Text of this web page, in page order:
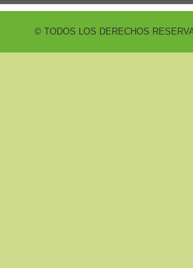
© TODOS LOS DERECHOS